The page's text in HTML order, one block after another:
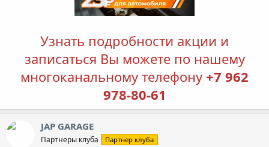
Узнать подробности акции и
записаться Вы можете по нашему
многоканальному телефону +7 962
978-80-61
JAP GARAGE
Партнеры клуба Партнер клуба